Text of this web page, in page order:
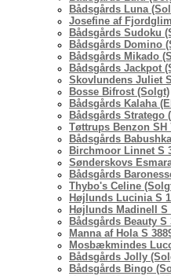
Bådsgårds Luna
Josefine af
Bådsgårds Sudoku
Bådsgårds Domino
Bådsgårds Mikado
Bådsgårds Jackpot
Skovlundens Juliet
Bosse Bifrost (Solgt)
Bådsgårds Kalaha
Bådsgårds Stratego
Tøttrups Benzon SH
Bådsgårds
Birchmoor Linnet S
Sønderskovs
Bådsgårds
Thybo's Celine
Højlunds Lucinia S
Højlunds Madinell S
Bådsgårds Beauty S
Manna af Hola S
Mosbækmindes
Bådsgårds Jolly
Bådsgårds Bingo